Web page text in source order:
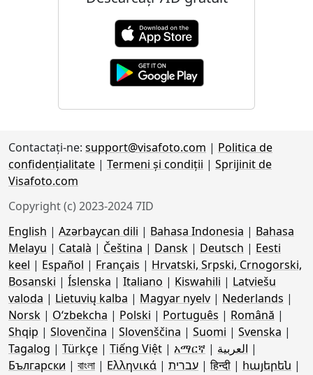
Contactaţi-ne: support@visafoto.com | Politica de
confidențialitate | Termeni și condiții | Sprijinit de
Visafoto.com
Copyright (c) 2023-2024 7ID
English | Azərbaycan dili | Bahasa Indonesia | Bahasa
Melayu | Català | Čeština | Dansk | Deutsch | Eesti
keel | Español | Français | Hrvatski, Srpski, Crnogorski,
Bosanski | Íslenska | Italiano | Kiswahili | Latviešu
valoda | Lietuvių kalba | Magyar nyelv | Nederlands |
Norsk | Oʻzbekcha | Polski | Português | Română |
Shqip | Slovenčina | Slovenščina | Suomi | Svenska |
Tagalog | Türkçe | Tiếng Việt | አማርኛ | العربية |
Български | বাংলা | Ελληνικά | עברית |हिन्दी | հայերեն |